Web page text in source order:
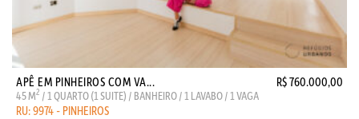
APÊ EM PINHEIROS COM VA... R$ 760.000,00
45 M2 / 1 QUARTO (1 SUITE) / BANHEIRO / 1 LAVABO / 1 VAGA
RU: 9974 - PINHEIROS